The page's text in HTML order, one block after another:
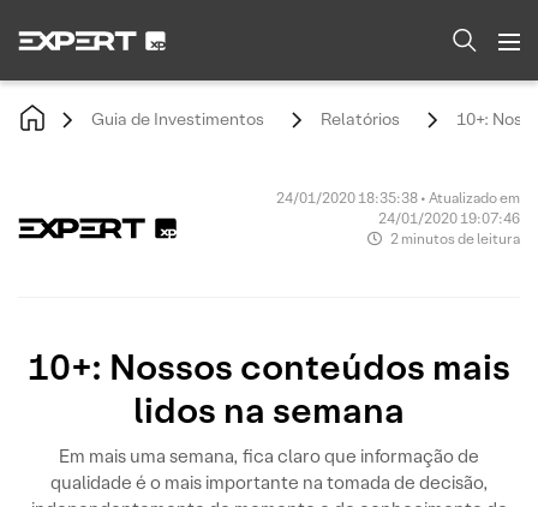
Guia de Investimentos Relatórios 10+:
24/01/2020 18:35:38 • Atualizado em
24/01/2020 19:07:46
2 minutos de leitura
10+: Nossos conteúdos mais
lidos na semana
Em mais uma semana, fica claro que informação de
qualidade é o mais importante na tomada de decisão,